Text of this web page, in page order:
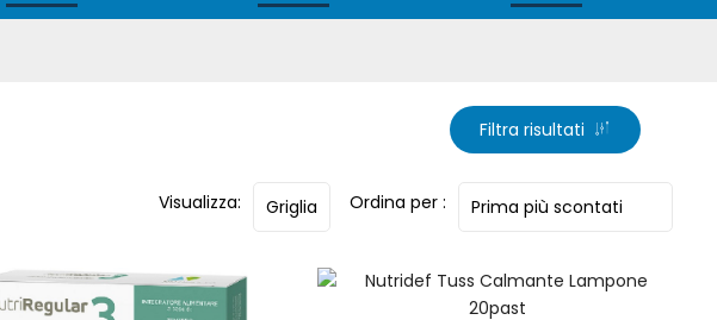
Filtra risultati
Visualizza: Ordina per :